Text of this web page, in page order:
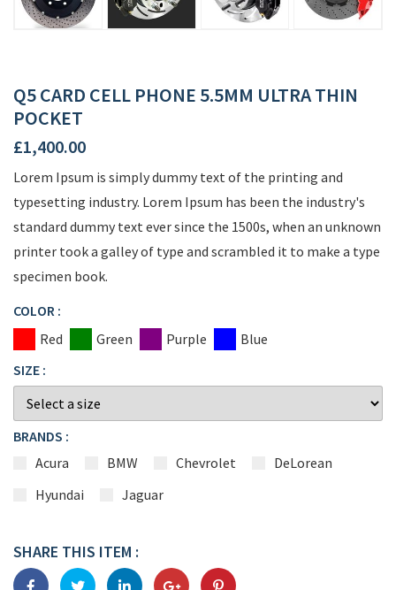
Q5 CARD CELL PHONE 5.5MM ULTRA THIN
POCKET
£1,400.00
Lorem Ipsum is simply dummy text of the printing and
typesetting industry. Lorem Ipsum has been the industry's
standard dummy text ever since the 1500s, when an unknown
printer took a galley of type and scrambled it to make a type
specimen book.
COLOR :
Red
Green Purple
Blue
SIZE :
BRANDS :
Acura
BMW Chevrolet
DeLorean
Hyundai
Jaguar
SHARE THIS ITEM :